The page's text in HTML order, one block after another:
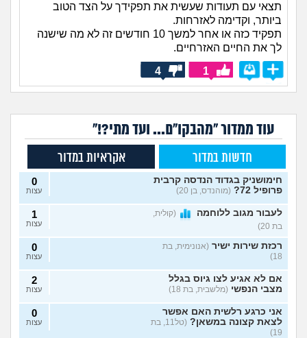
תצאי עם תעודות שעשית את תפקידך על הצד הטוב
ביותר, וקדימה לאזרחות.
תפקיד כזה או אחר למשך 10 חודשים זה לא מה שישנה
לך את החיים האזרחיים.
1
4
עוד ממדור "מהבקו"ם... ועד מתי?!"
חדשות במדור אקראיות במדור
חימושניק בגדוד הנדסה קרבית
פרופיל 72?
(מוהנדס, בן 20)
0
עצות
לעבור מגוב ללוחמה
(קולית,
בת 20)
1
עצות
רכזת שירות ישיר (אנונימית, בת
18)
0
עצות
אם לא אגיע לצו גיוס בגלל
מצבי הנפשי (מלשבית, בת 18)
2
עצות
אני כרגע רלשית האם אפשר
לצאת קצונה במשאן?
(טל11, בת
19)
0
עצות